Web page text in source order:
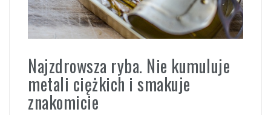
Najzdrowsza ryba. Nie kumuluje
metali ciężkich i smakuje
znakomicie